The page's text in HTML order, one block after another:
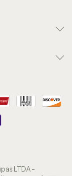
LTDA -